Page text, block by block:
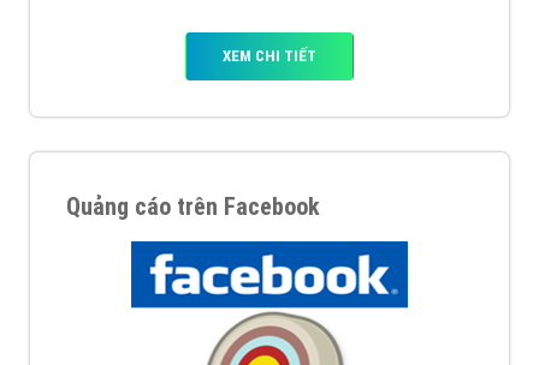
XEM CHI TIẾT
Quảng cáo trên Facebook